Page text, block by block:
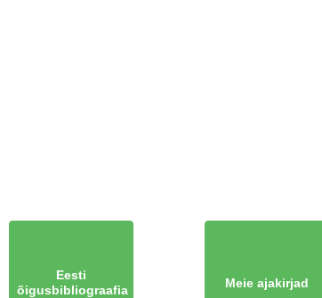
Eesti
õigusbibliograafia
Meie ajakirjad